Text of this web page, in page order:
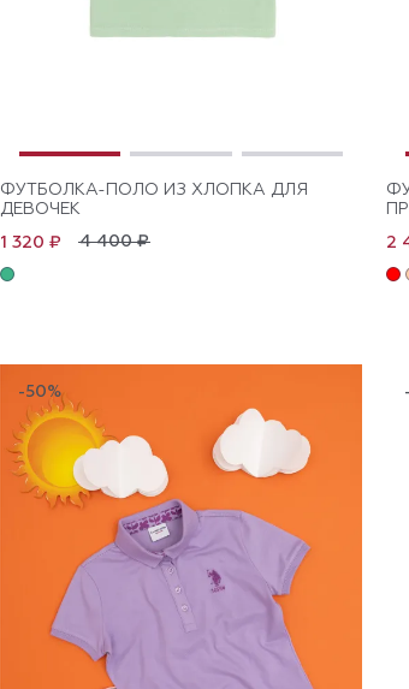
ФУТБОЛКА-ПОЛО ИЗ ХЛОПКА ДЛЯ
ДЕВОЧЕК
4 400 ₽
1 320 ₽ 2
-50%